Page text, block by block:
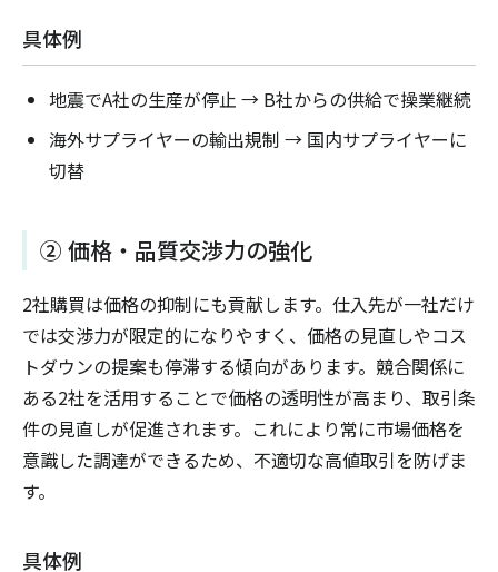
具体例
地震でA社の生産が停止 → B社からの供給で操業継続
海外サプライヤーの輸出規制 → 国内サプライヤーに
切替
② 価格・品質交渉力の強化
2社購買は価格の抑制にも貢献します。仕入先が一社だけ
では交渉力が限定的になりやすく、価格の見直しやコス
トダウンの提案も停滞する傾向があります。競合関係に
ある2社を活用することで価格の透明性が高まり、取引条
件の見直しが促進されます。これにより常に市場価格を
意識した調達ができるため、不適切な高値取引を防げま
す。
具体例